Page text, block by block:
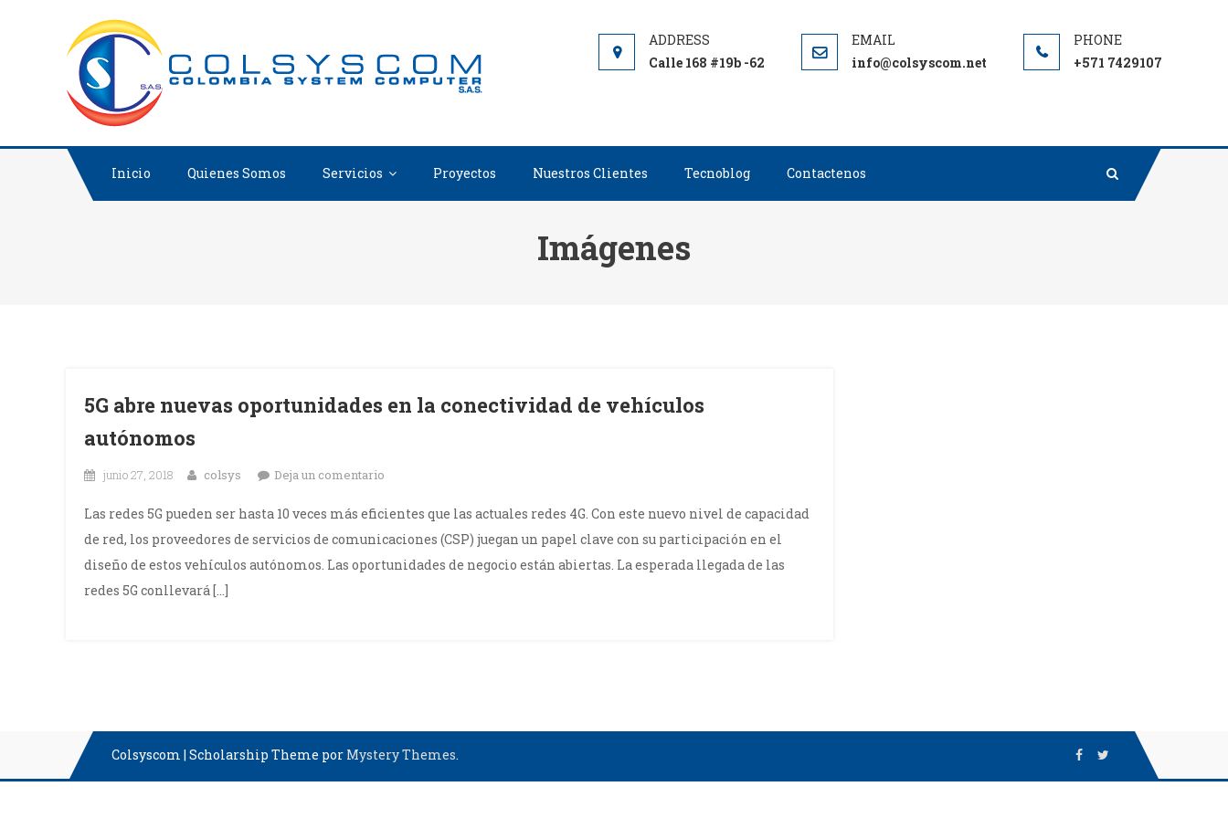
COLSYSCOM
Colombia System Computer
Calle 168 #19b -62
info@colsyscom.net +571 7429107
Inicio Quienes Somos Servicios Proyectos Nuestros Clientes Tecnoblog Contactenos
Imágenes
5G abre nuevas oportunidades en la conectividad de vehículos
autónomos
junio 27, 2018 colsys Deja un comentario
abre
nuevas
oportunidades
Las redes 5G pueden ser hasta 10 veces más eficientes que las actuales redes 4G. Con este nuevo nivel de capacidad
de red, los proveedores de servicios de comunicaciones (CSP) juegan un papel clave con su participación en el
diseño de estos vehículos autónomos. Las oportunidades de negocio están abiertas. La esperada llegada de las
redes 5G conllevará […]
Colsyscom | Scholarship Theme por Mystery Themes.